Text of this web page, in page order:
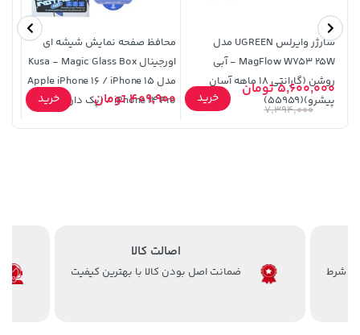
145,000 تومان خرید 315,900 تومان خرید
شارژر وایرلس UGREEN مدل
MagFlow W753 25W - آبی
روشن (گارانتی 18 ماهه آسان
پیشرو)(55959)
5,600,000 تومان
7,394,000
خرید
محافظ صفحه نمایش شیشه ای
اورجینال Kusa - Magic Glass Box
مدل Apple iPhone 16 / iPhone 15
/ iPhone 14 Pro (پک دار)
409,900 تومان خرید
اصالت کالا
ضمانت اصل بودن کالا با بهترین کیفیت